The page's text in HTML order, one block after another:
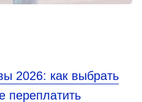
2026: как выбрать
переплатить